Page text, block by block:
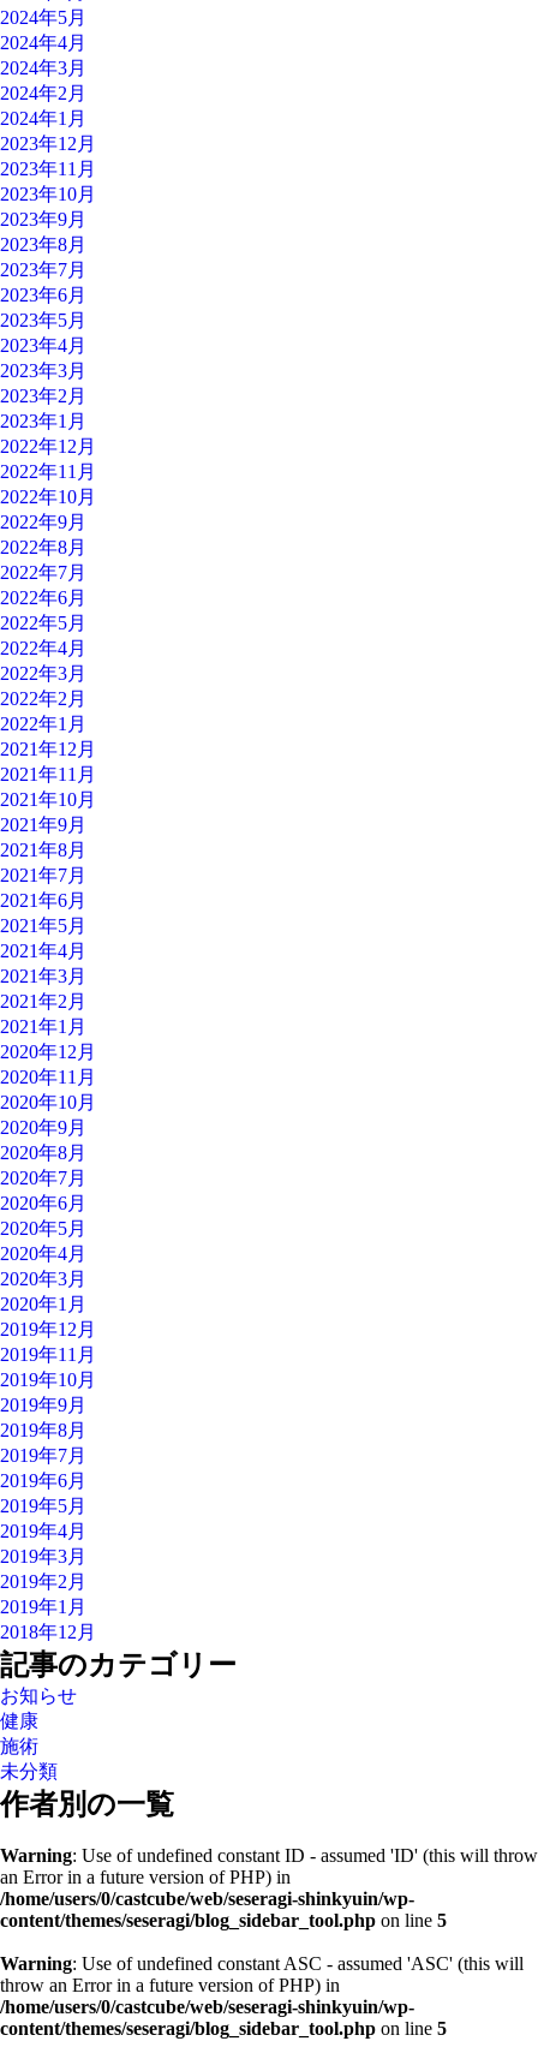
2024年5月
2024年4月
2024年3月
2024年2月
2024年1月
2023年12月
2023年11月
2023年10月
2023年9月
2023年8月
2023年7月
2023年6月
2023年5月
2023年4月
2023年3月
2023年2月
2023年1月
2022年12月
2022年11月
2022年10月
2022年9月
2022年8月
2022年7月
2022年6月
2022年5月
2022年4月
2022年3月
2022年2月
2022年1月
2021年12月
2021年11月
2021年10月
2021年9月
2021年8月
2021年7月
2021年6月
2021年5月
2021年4月
2021年3月
2021年2月
2021年1月
2020年12月
2020年11月
2020年10月
2020年9月
2020年8月
2020年7月
2020年6月
2020年5月
2020年4月
2020年3月
2020年1月
2019年12月
2019年11月
2019年10月
2019年9月
2019年8月
2019年7月
2019年6月
2019年5月
2019年4月
2019年3月
2019年2月
2019年1月
2018年12月
記事のカテゴリー
お知らせ
健康
施術
未分類
作者別の一覧
Warning: Use of undefined constant ID - assumed 'ID' (this will throw
an Error in a future version of PHP) in
/home/users/0/castcube/web/seseragi-shinkyuin/wp-
content/themes/seseragi/blog_sidebar_tool.php on line 5
Warning: Use of undefined constant ASC - assumed 'ASC' (this will
throw an Error in a future version of PHP) in
/home/users/0/castcube/web/seseragi-shinkyuin/wp-
content/themes/seseragi/blog_sidebar_tool.php on line 5